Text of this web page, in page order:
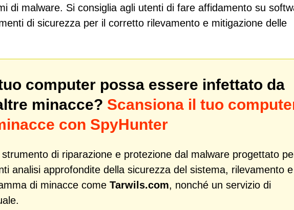
di malware. Si consiglia agli utenti di fare affidamento su
di sicurezza per il corretto rilevamento e mitigazione delle
computer possa essere infettato da
minacce? Scansiona il tuo
con SpyHunter
di riparazione e protezione dal malware progettato
analisi approfondite della sicurezza del sistema, rilevamento e
di minacce come Tarwils.com, nonché un servizio di